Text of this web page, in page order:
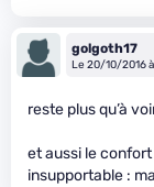
golgoth17
Le 20/10/2016
reste plus qu’à
et aussi le
insupportable :